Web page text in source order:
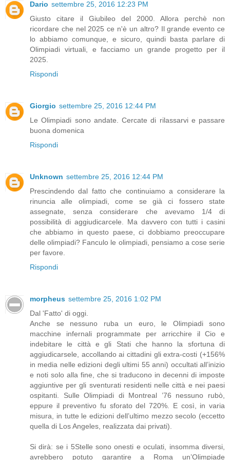
Dario settembre 25, 2016 12:23 PM
Giusto citare il Giubileo del 2000. Allora perchè non
ricordare che nel 2025 ce n'è un altro? Il grande evento ce
lo abbiamo comunque, e sicuro, quindi basta parlare di
Olimpiadi virtuali, e facciamo un grande progetto per il
2025.
Rispondi
Giorgio settembre 25, 2016 12:44 PM
Le Olimpiadi sono andate. Cercate di rilassarvi e passare
buona domenica
Rispondi
Unknown settembre 25, 2016 12:44 PM
Prescindendo dal fatto che continuiamo a considerare la
rinuncia alle olimpiadi, come se già ci fossero state
assegnate, senza considerare che avevamo 1/4 di
possibilità di aggiudicarcele. Ma davvero con tutti i casini
che abbiamo in questo paese, ci dobbiamo preoccupare
delle olimpiadi? Fanculo le olimpiadi, pensiamo a cose serie
per favore.
Rispondi
morpheus settembre 25, 2016 1:02 PM
Dal 'Fatto' di oggi.
Anche se nessuno ruba un euro, le Olimpiadi sono
macchine infernali programmate per arricchire il Cio e
indebitare le città e gli Stati che hanno la sfortuna di
aggiudicarsele, accollando ai cittadini gli extra-costi (+156%
in media nelle edizioni degli ultimi 55 anni) occultati all’inizio
e noti solo alla fine, che si traducono in decenni di imposte
aggiuntive per gli sventurati residenti nelle città e nei paesi
ospitanti. Sulle Olimpiadi di Montreal ’76 nessuno rubò,
eppure il preventivo fu sforato del 720%. E così, in varia
misura, in tutte le edizioni dell’ultimo mezzo secolo (eccetto
quella di Los Angeles, realizzata dai privati).
Si dirà: se i 5Stelle sono onesti e oculati, insomma diversi,
avrebbero potuto garantire a Roma un’Olimpiade